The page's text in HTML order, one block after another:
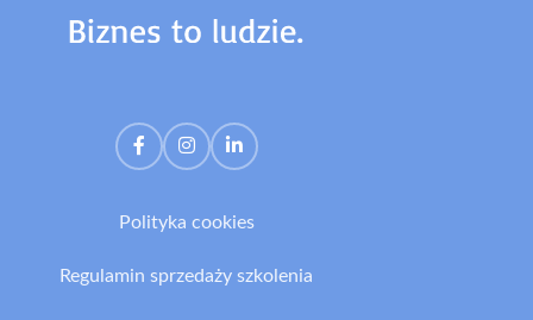
Polityka cookies
Regulamin sprzedaży szkolenia